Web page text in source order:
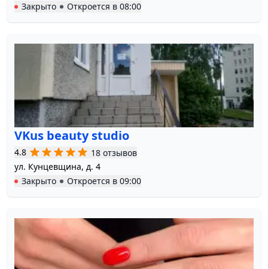
Закрыто
Откроется в 08:00
VKus beauty studio
4.8
18 отзывов
ул. Кунцевщина, д. 4
Закрыто
Откроется в 09:00